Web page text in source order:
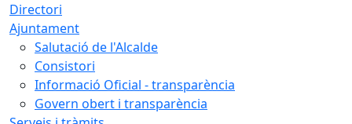
Directori
Ajuntament
Salutació de l'Alcalde
Consistori
Informació Oficial - transparència
Govern obert i transparència